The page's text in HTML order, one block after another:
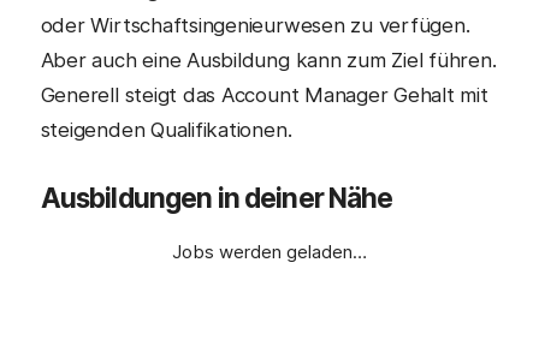
oder Wirtschaftsingenieurwesen zu verfügen.
Aber auch eine Ausbildung kann zum Ziel führen.
Generell steigt das Account Manager Gehalt mit
steigenden Qualifikationen.
Ausbildungen in deiner Nähe
Jobs werden geladen…